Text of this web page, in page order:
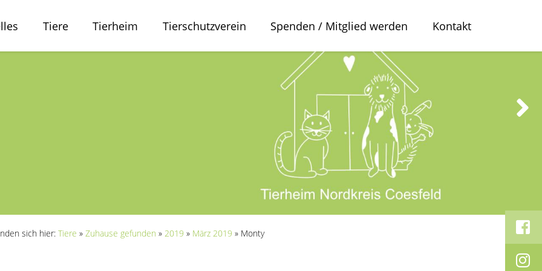
Tiere Tierheim Tierschutzverein Spenden / Mitglied werden Kontakt
sich hier: Tiere » Zuhause gefunden » 2019 » März 2019 » Monty